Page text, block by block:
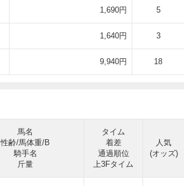
1,690円 5
1,640円 3
9,940円 18
馬名
性齢/馬体重/B
騎手名
斤量
タイム
着差
通過順位
上3Fタイム
人気
(オッズ)